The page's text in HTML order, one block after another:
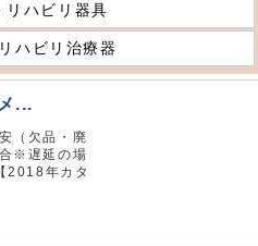
リハビリ器具
ハビリ治療器
...
（欠品・廃
※遅延の場
2018年カタ